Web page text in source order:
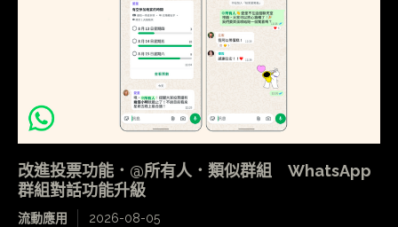
改進投票功能．@所有人．類似群組 WhatsApp
群組對話功能升級
流動應用 2026-08-05